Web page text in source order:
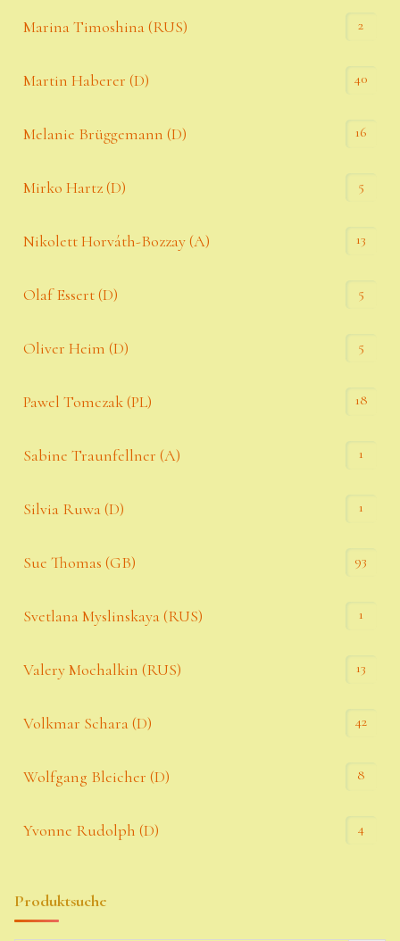
Marina Timoshina (RUS) 2
Martin Haberer (D) 40
Melanie Brüggemann (D) 16
Mirko Hartz (D) 5
Nikolett Horváth-Bozzay (A) 13
Olaf Essert (D) 5
Oliver Heim (D) 5
Pawel Tomczak (PL) 18
Sabine Traunfellner (A) 1
Silvia Ruwa (D) 1
Sue Thomas (GB) 93
Svetlana Myslinskaya (RUS) 1
Valery Mochalkin (RUS) 13
Volkmar Schara (D) 42
Wolfgang Bleicher (D) 8
Yvonne Rudolph (D) 4
Produktsuche